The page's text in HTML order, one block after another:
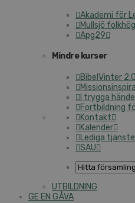
Akademi för
Mullsjö
Apg29
Mindre kurser
Bi­bel­Vin­ter 2.0
I trygga
Fort­bild­ning
Kontakt
Kalender
Lediga
SAU
UT­BILD­NING
GE EN GÅVA